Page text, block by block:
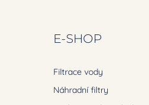
E-SHOP
Filtrace vody
Náhradní filtry